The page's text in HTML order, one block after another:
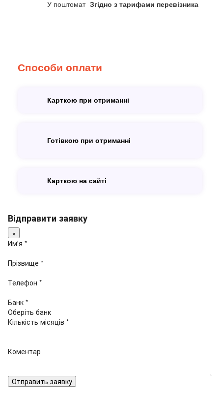
У поштомат Згідно з тарифами перевізника
Способи оплати
Карткою при отриманні
Готівкою при отриманні
Карткою на сайті
Відправити заявку
×
Имʼя *
Прізвище *
Телефон *
Банк *
Кількість місяців *
Коментар
Отправить заявку